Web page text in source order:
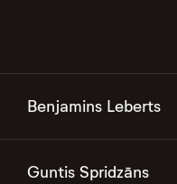
Benjamins Leberts
Guntis Spridzāns